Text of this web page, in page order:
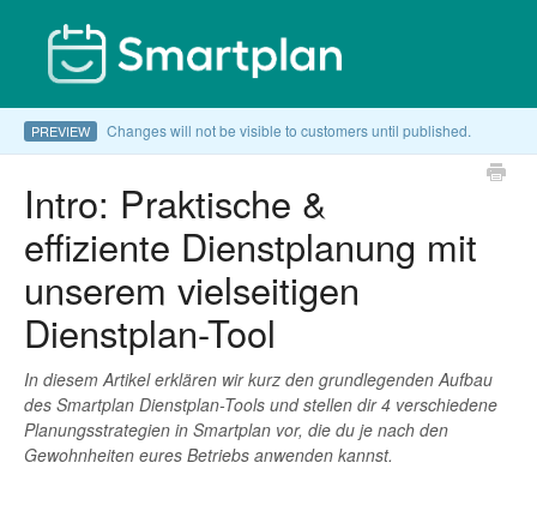
PREVIEW Changes will not be visible to customers until published.
Intro: Praktische &
effiziente Dienstplanung mit
unserem vielseitigen
Dienstplan-Tool
In diesem Artikel erklären wir kurz den grundlegenden Aufbau
des Smartplan Dienstplan-Tools und stellen dir 4 verschiedene
Planungsstrategien in Smartplan vor, die du je nach den
Gewohnheiten eures Betriebs anwenden kannst.